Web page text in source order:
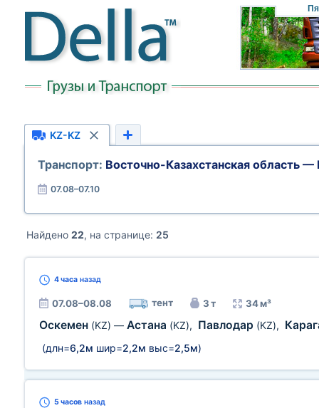
KZ-KZ
Транспорт: Восточно-Казахстанская область —
07.08–07.10
Найдено 22, на странице: 25
4 часа назад
07.08–08.08 тент 3 т 34 м³
Оскемен (KZ) — Астана (KZ), Павлодар (KZ),
(длн=6,2м шир=2,2м выс=2,5м)
5 часов назад